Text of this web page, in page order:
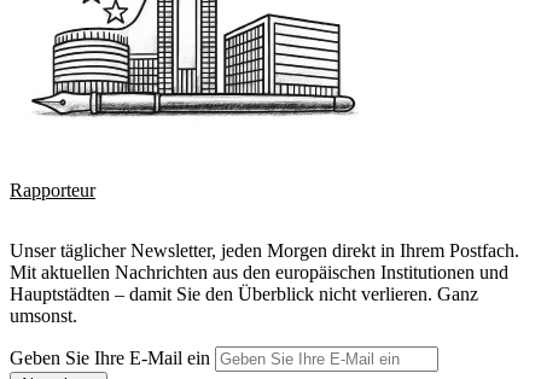
Rapporteur
Unser täglicher Newsletter, jeden Morgen direkt in Ihrem Postfach.
Mit aktuellen Nachrichten aus den europäischen Institutionen und
Hauptstädten – damit Sie den Überblick nicht verlieren. Ganz
umsonst.
Geben Sie Ihre E-Mail ein